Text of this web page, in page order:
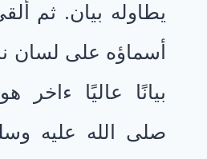
يطاوله بيان. ثم
أسماؤه على لسان
بيانًا عاليًا
صلى الله عليه